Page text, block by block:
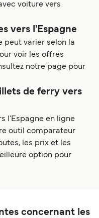
voiture vers
vers l'Espagne
peut varier selon la
voir les offres
notre page pour
de ferry vers
l'Espagne en ligne
outil comparateur
les prix et les
option pour
concernant les